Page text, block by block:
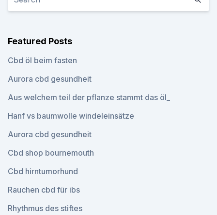
Featured Posts
Cbd öl beim fasten
Aurora cbd gesundheit
Aus welchem ​​teil der pflanze stammt das öl_
Hanf vs baumwolle windeleinsätze
Aurora cbd gesundheit
Cbd shop bournemouth
Cbd hirntumorhund
Rauchen cbd für ibs
Rhythmus des stiftes